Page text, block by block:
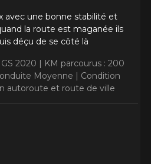
avec une bonne stabilité et
la route est maganée ils
déçu de se côté là
2020 | KM parcourus : 200
Moyenne | Condition
autoroute et route de ville